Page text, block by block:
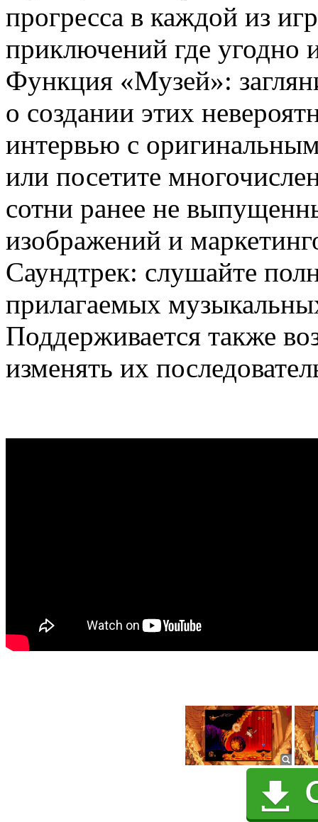
прогресса в каждой из
приключений где угодно
Функция «Музей»:
о создании этих
интервью с
или посетите
сотни ранее не
изображений и
Саундтрек: слушайте
прилагаемых
Поддерживается также
изменять их